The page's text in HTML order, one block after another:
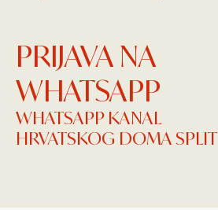
PRIJAVA NA
WHATSAPP
WHATSAPP KANAL
HRVATSKOG DOMA SPLIT